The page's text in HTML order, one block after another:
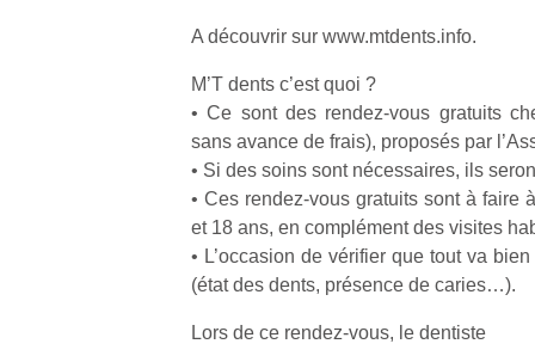
A découvrir sur www.mtdents.info.
M’T dents c’est quoi ?
• Ce sont des rendez-vous gratuits
sans avance de frais), proposés par
• Si des soins sont nécessaires, ils
• Ces rendez-vous gratuits sont à faire
et 18 ans, en complément des visites
• L’occasion de vérifier que tout va
(état des dents, présence de caries…).
Lors de ce rendez-vous, le dentiste